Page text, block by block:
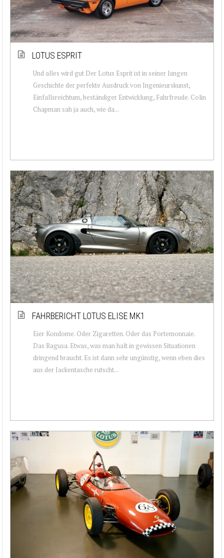
LOTUS ESPRIT
Und alles wird gut Der Lotus Esprit ist in seiner langen
Geschichte der perfekte Ausdruck von Ingenieurskunst,
Einfallsreichtum, beständiger Entwicklung, Fahrfreude. Colin
Chapman sah ja auch, wie da...
FAHRBERICHT LOTUS ELISE MK1
Eier Kondome. Oder Zigaretten. Oder das Portemonnaie.
Das Ragusa. Etwas, was man halt in gewissen Situationen
dringend braucht. Es ist dann sehr ungünstig, wenn eben dies
aus der Jackentasche rutscht...